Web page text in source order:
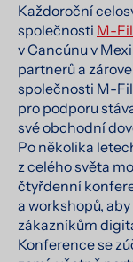
Každoroční
společnosti M-
v Cancúnu v
partnerů a
společnosti M-
pro podporu
své obchodní
Po několika
z celého světa
čtyřdenní
a workshopů,
zákazníkům
Konference se